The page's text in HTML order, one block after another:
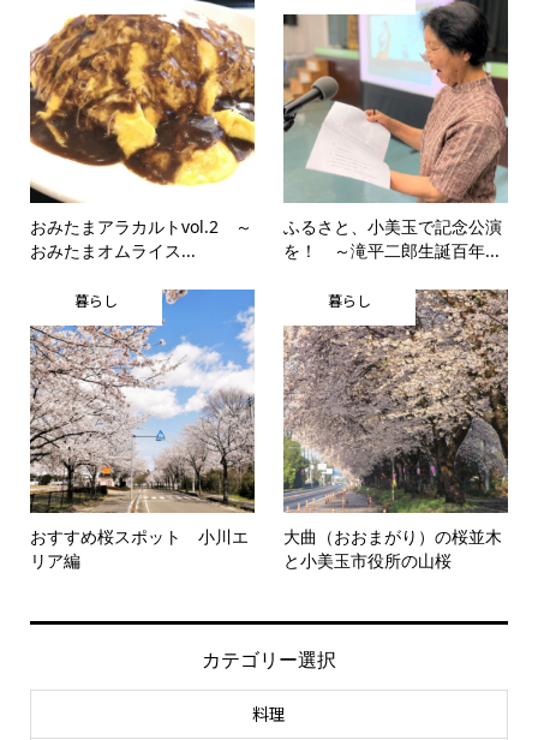
おみたまアラカルトvol.2 ～
おみたまオムライス...
ふるさと、小美玉で記念公演
を！ ～滝平二郎生誕百年...
暮らし
おすすめ桜スポット 小川エ
リア編
暮らし
大曲（おおまがり）の桜並木
と小美玉市役所の山桜
カテゴリー選択
料理